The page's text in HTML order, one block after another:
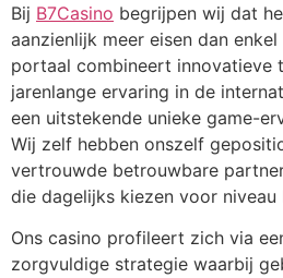
Bij B7Casino begrijpen wij dat
aanzienlijk meer eisen dan
portaal combineert innovatieve
jarenlange ervaring in de
een uitstekende unieke game-
Wij zelf hebben onszelf
vertrouwde betrouwbare
die dagelijks kiezen voor
Ons casino profileert zich via
zorgvuldige strategie waarbij